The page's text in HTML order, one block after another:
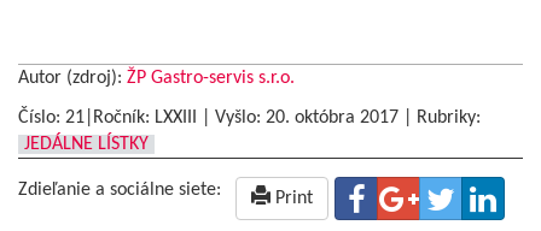
Autor (zdroj): ŽP Gastro-servis s.r.o.
Číslo: 21|Ročník: LXXIII | Vyšlo: 20. októbra 2017
Rubriky:
JEDÁLNE LÍSTKY
Zdieľanie a sociálne siete: Print